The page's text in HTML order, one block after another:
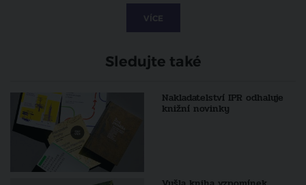
VÍCE
Sledujte také
Nakladatelství IPR odhaluje
knižní novinky